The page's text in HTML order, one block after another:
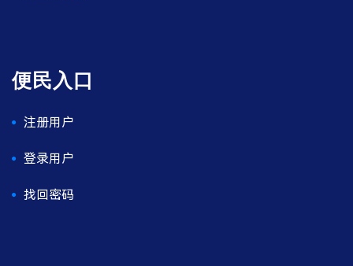
便民入口
注册用户
登录用户
找回密码